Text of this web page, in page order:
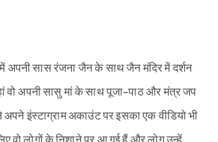
अपनी सास रंजना जैन के साथ जैन मंदिर में दर्शन
वो अपनी सासु मां के साथ पूजा-पाठ और मंत्र जप
इंस्टाग्राम अकाउंट पर इसका एक वीडियो भी